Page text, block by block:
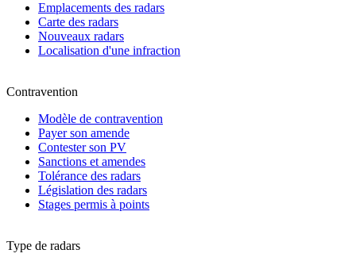
Emplacements des radars
Carte des radars
Nouveaux radars
Localisation d'une infraction
Contravention
Modèle de contravention
Payer son amende
Contester son PV
Sanctions et amendes
Tolérance des radars
Législation des radars
Stages permis à points
Type de radars